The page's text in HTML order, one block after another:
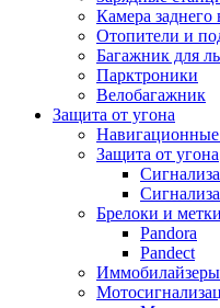
Камера заднего
Отопители и
Багажник для
Парктроники
Велобагажник
Защита от угона
Защита от угона
Брелоки и метки
Pandora
Pandect
Иммобилайзеры